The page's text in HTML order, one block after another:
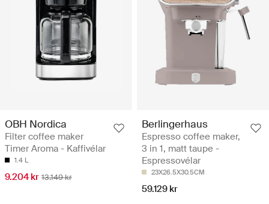
OBH Nordica
Filter coffee maker
Timer Aroma - Kaffivélar
1.4 L
9.204 kr 13.149 kr
Berlingerhaus
Espresso coffee maker,
3 in 1, matt taupe -
Espressovélar
23X26.5X30.5CM
59.129 kr